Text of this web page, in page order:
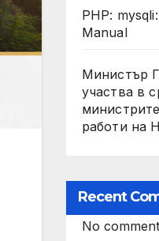
PHP:
Manual
Министър
участва в
работи на
Recent
No